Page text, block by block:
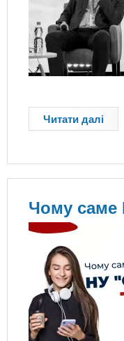
т
у
С
ч
с
и
Т
е
н
г
і
с
т
п
у
н
і
в
Читати далі
р
У
н
в
и
т
Чому